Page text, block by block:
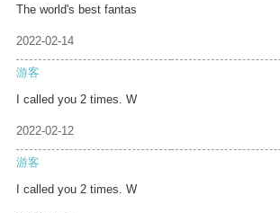
The world's best fantas
2022-02-14
游客
I called you 2 times. W
2022-02-12
游客
I called you 2 times. W